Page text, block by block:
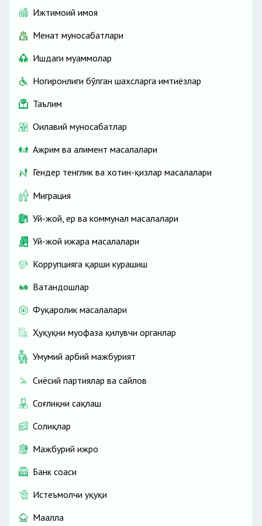
Ижтимоий ҳимоя
Меҳнат муносабатлари
Ишдаги муаммолар
Ногиронлиги бўлган шахсларга имтиёзлар
Таълим
Оилавий муносабатлар
Ажрим ва алимент масалалари
Гендер тенглик ва хотин-қизлар масалалари
Миграция
Уй-жой, ер ва коммунал масалалари
Уй-жой ижара масалалари
Коррупцияга қарши курашиш
Ватандошлар
Фуқаролик масалалари
Ҳуқуқни муҳофаза қилувчи органлар
Умумий ҳарбий мажбурият
Сиёсий партиялар ва сайлов
Соғлиқни сақлаш
Солиқлар
Мажбурий ижро
Банк соҳаси
Истеъмолчи ҳуқуқи
Маҳалла